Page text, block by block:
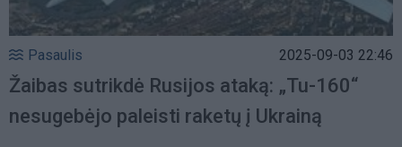
Pasaulis 2025-09-03 22:46
Žaibas sutrikdė Rusijos ataką: „Tu-160“
nesugebėjo paleisti raketų į Ukrainą